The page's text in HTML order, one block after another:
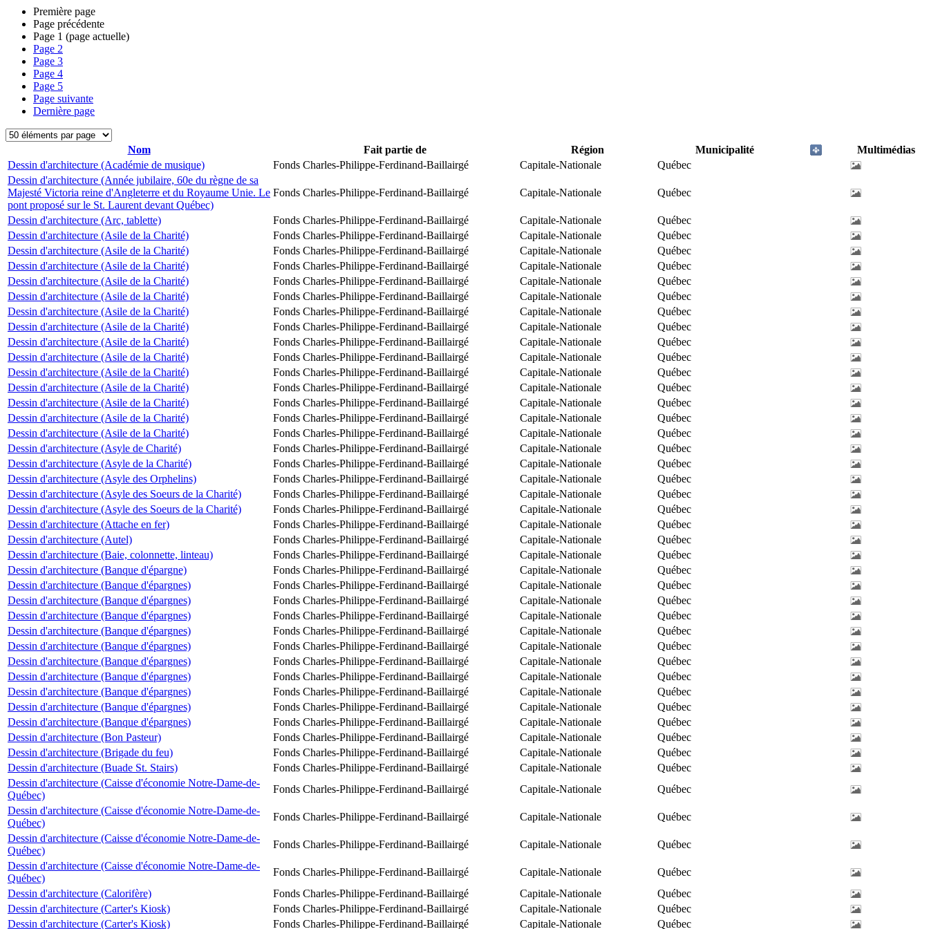
Première page
Page précédente
Page 1 (page actuelle)
Page 2
Page 3
Page 4
Page 5
Page suivante
Dernière page
Nom Fait partie de Région Municipalité
Multimédias
Dessin d'architecture (Académie de musique)
Fonds Charles-Philippe-Ferdinand-Baillairgé Capitale-Nationale
Québec
Dessin d'architecture (Année jubilaire, 60e du règne de sa
Majesté Victoria reine d'Angleterre et du Royaume Unie. Le
pont proposé sur le St. Laurent devant Québec)
Fonds Charles-Philippe-Ferdinand-Baillairgé Capitale-Nationale Québec
Dessin d'architecture (Arc, tablette) Fonds Charles-Philippe-Ferdinand-Baillairgé Capitale-Nationale
Québec
Dessin d'architecture (Asile de la Charité)
Fonds Charles-Philippe-Ferdinand-Baillairgé Capitale-Nationale
Québec
Dessin d'architecture (Asile de la Charité)
Fonds Charles-Philippe-Ferdinand-Baillairgé Capitale-Nationale
Québec
Dessin d'architecture (Asile de la Charité)
Fonds Charles-Philippe-Ferdinand-Baillairgé Capitale-Nationale
Québec
Dessin d'architecture (Asile de la Charité)
Fonds Charles-Philippe-Ferdinand-Baillairgé Capitale-Nationale
Québec
Dessin d'architecture (Asile de la Charité)
Fonds Charles-Philippe-Ferdinand-Baillairgé Capitale-Nationale
Québec
Dessin d'architecture (Asile de la Charité)
Fonds Charles-Philippe-Ferdinand-Baillairgé Capitale-Nationale
Québec
Dessin d'architecture (Asile de la Charité)
Fonds Charles-Philippe-Ferdinand-Baillairgé Capitale-Nationale
Québec
Dessin d'architecture (Asile de la Charité)
Fonds Charles-Philippe-Ferdinand-Baillairgé Capitale-Nationale
Québec
Dessin d'architecture (Asile de la Charité)
Fonds Charles-Philippe-Ferdinand-Baillairgé Capitale-Nationale
Québec
Dessin d'architecture (Asile de la Charité)
Fonds Charles-Philippe-Ferdinand-Baillairgé Capitale-Nationale
Québec
Dessin d'architecture (Asile de la Charité)
Fonds Charles-Philippe-Ferdinand-Baillairgé Capitale-Nationale
Québec
Dessin d'architecture (Asile de la Charité)
Fonds Charles-Philippe-Ferdinand-Baillairgé Capitale-Nationale
Québec
Dessin d'architecture (Asile de la Charité)
Fonds Charles-Philippe-Ferdinand-Baillairgé Capitale-Nationale
Québec
Dessin d'architecture (Asile de la Charité)
Fonds Charles-Philippe-Ferdinand-Baillairgé Capitale-Nationale
Québec
Dessin d'architecture (Asyle de Charité)
Fonds Charles-Philippe-Ferdinand-Baillairgé Capitale-Nationale
Québec
Dessin d'architecture (Asyle de la Charité)
Fonds Charles-Philippe-Ferdinand-Baillairgé Capitale-Nationale
Québec
Dessin d'architecture (Asyle des Orphelins)
Fonds Charles-Philippe-Ferdinand-Baillairgé Capitale-Nationale
Québec
Dessin d'architecture (Asyle des Soeurs de la Charité)
Fonds Charles-Philippe-Ferdinand-Baillairgé Capitale-Nationale
Québec
Dessin d'architecture (Asyle des Soeurs de la Charité)
Fonds Charles-Philippe-Ferdinand-Baillairgé Capitale-Nationale
Québec
Dessin d'architecture (Attache en fer)
Fonds Charles-Philippe-Ferdinand-Baillairgé Capitale-Nationale
Québec
Dessin d'architecture (Autel)
Fonds Charles-Philippe-Ferdinand-Baillairgé Capitale-Nationale
Québec
Dessin d'architecture (Baie, colonnette, linteau)
Fonds Charles-Philippe-Ferdinand-Baillairgé Capitale-Nationale
Québec
Dessin d'architecture (Banque d'épargne)
Fonds Charles-Philippe-Ferdinand-Baillairgé Capitale-Nationale
Québec
Dessin d'architecture (Banque d'épargnes)
Fonds Charles-Philippe-Ferdinand-Baillairgé Capitale-Nationale
Québec
Dessin d'architecture (Banque d'épargnes)
Fonds Charles-Philippe-Ferdinand-Baillairgé Capitale-Nationale
Québec
Dessin d'architecture (Banque d'épargnes)
Fonds Charles-Philippe-Ferdinand-Baillairgé Capitale-Nationale
Québec
Dessin d'architecture (Banque d'épargnes)
Fonds Charles-Philippe-Ferdinand-Baillairgé Capitale-Nationale
Québec
Dessin d'architecture (Banque d'épargnes)
Fonds Charles-Philippe-Ferdinand-Baillairgé Capitale-Nationale
Québec
Dessin d'architecture (Banque d'épargnes)
Fonds Charles-Philippe-Ferdinand-Baillairgé Capitale-Nationale
Québec
Dessin d'architecture (Banque d'épargnes)
Fonds Charles-Philippe-Ferdinand-Baillairgé Capitale-Nationale
Québec
Dessin d'architecture (Banque d'épargnes)
Fonds Charles-Philippe-Ferdinand-Baillairgé Capitale-Nationale
Québec
Dessin d'architecture (Banque d'épargnes)
Fonds Charles-Philippe-Ferdinand-Baillairgé Capitale-Nationale
Québec
Dessin d'architecture (Banque d'épargnes)
Fonds Charles-Philippe-Ferdinand-Baillairgé Capitale-Nationale
Québec
Dessin d'architecture (Bon Pasteur)
Fonds Charles-Philippe-Ferdinand-Baillairgé Capitale-Nationale
Québec
Dessin d'architecture (Brigade du feu)
Fonds Charles-Philippe-Ferdinand-Baillairgé Capitale-Nationale
Québec
Dessin d'architecture (Buade St. Stairs)
Fonds Charles-Philippe-Ferdinand-Baillairgé Capitale-Nationale
Québec
Dessin d'architecture (Caisse d'économie Notre-Dame-de-
Québec)
Fonds Charles-Philippe-Ferdinand-Baillairgé Capitale-Nationale
Québec
Dessin d'architecture (Caisse d'économie Notre-Dame-de-
Québec)
Fonds Charles-Philippe-Ferdinand-Baillairgé Capitale-Nationale
Québec
Dessin d'architecture (Caisse d'économie Notre-Dame-de-
Québec)
Fonds Charles-Philippe-Ferdinand-Baillairgé Capitale-Nationale
Québec
Dessin d'architecture (Caisse d'économie Notre-Dame-de-
Québec)
Fonds Charles-Philippe-Ferdinand-Baillairgé Capitale-Nationale
Québec
Dessin d'architecture (Calorifère)
Fonds Charles-Philippe-Ferdinand-Baillairgé Capitale-Nationale
Québec
Dessin d'architecture (Carter's Kiosk)
Fonds Charles-Philippe-Ferdinand-Baillairgé Capitale-Nationale
Québec
Dessin d'architecture (Carter's Kiosk)
Fonds Charles-Philippe-Ferdinand-Baillairgé Capitale-Nationale Québec